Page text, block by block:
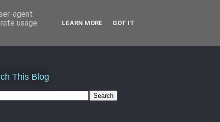
This Blog
agent
usage
LEARN MORE GOT IT